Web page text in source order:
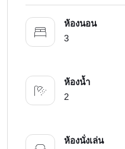
ห้องนอน
3
ห้องน้ำ
2
ห้องนั่งเล่น